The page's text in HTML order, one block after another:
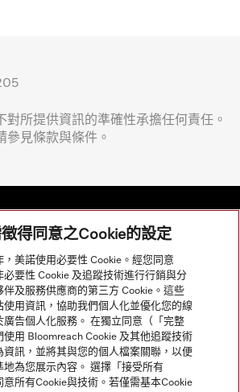
對所提供資訊的準確性承擔任何責任。
參見條款與條件。
得同意之Cookie的設定
美諾使用必要性 Cookie。經您同意
要性 Cookie 及追蹤技術進行行銷與分
伴及服務供應商的第三方 Cookie。這些
使用資訊，協助我們個人化並優化您的線
廣告個人化服務。 在獨立同意（「完整
用 Bloomreach Cookie 及其他追蹤技術
資訊，並將其與您的個人檔案關聯，以便
地為您展示內容。 選擇「接受所有
意所有Cookie與技術。若僅需基本Cookie